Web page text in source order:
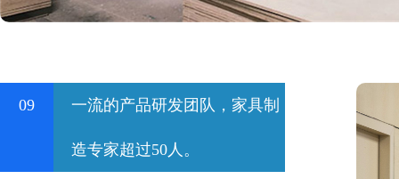
09 一流的产品研发团队，家具制
造专家超过50人。